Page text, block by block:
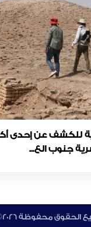
للكشف عن إحدى
جنوب الع...
الحقوق محفوظة 2026